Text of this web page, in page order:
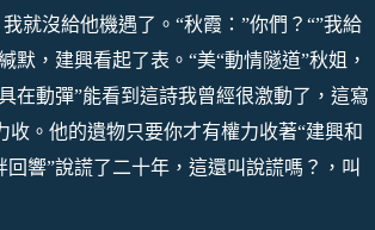
就沒給他機遇了。“秋霞：”你們？“”我給
默，建興看起了表。 “美“動情隧道”秋姐，
在動彈”能看到這詩我曾經很激動了，這寫
。他的遺物只要你才有權力收著“建興和
響”說謊了二十年，這還叫說謊嗎？，叫